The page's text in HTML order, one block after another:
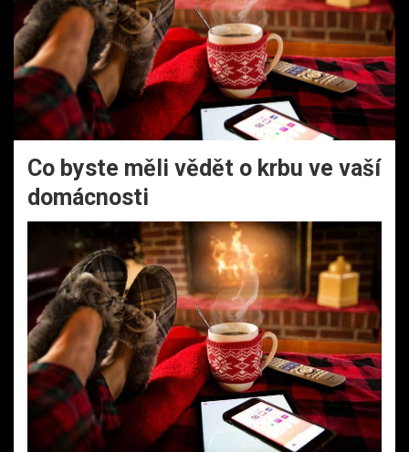
Co byste měli vědět o krbu ve vaší
domácnosti